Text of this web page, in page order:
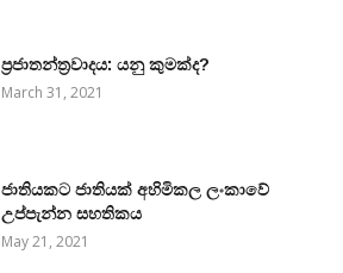
ප්‍රජාතන්ත්‍රවාදය: යනු කුමක්ද?
March 31, 2021
ජාතියකට ජාතියක් අහිමිකල ලංකාවේ
උප්පැන්න සහතිකය
May 21, 2021